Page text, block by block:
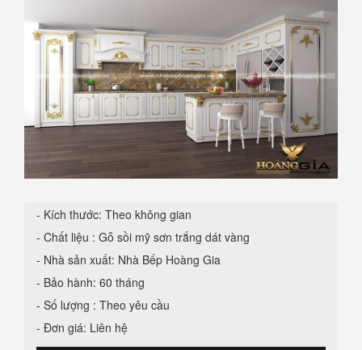
- Kích thước: Theo không gian
- Chất liệu : Gỗ sồi mỹ sơn trắng dát vàng
- Nhà sản xuất: Nhà Bếp Hoàng Gia
- Bảo hành: 60 tháng
- Số lượng : Theo yêu cầu
- Đơn giá: Liên hệ